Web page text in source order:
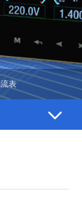
表